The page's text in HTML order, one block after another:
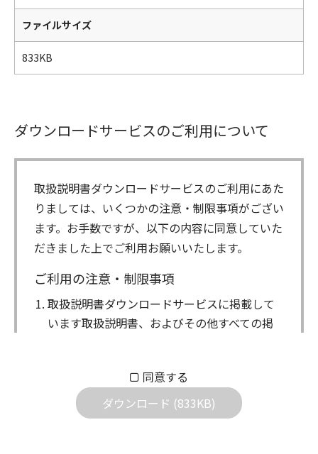
ファイルサイズ
833KB
ダウンロードサービスのご利用について
取扱説明書ダウンロードサービスのご利用にあた
りましては、いくつかの注意・制限事項がござい
ます。お手数ですが、以下の内容に同意していた
だきました上でご利用お願いいたします。
ご利用の注意・制限事項
取扱説明書ダウンロードサービスに掲載して
います取扱説明書、およびその他すべての掲
属します。ダウンロードした取扱説明書は、
個人が本来の目的でご使用されることは可能
ですが、権利者の許諾を得ることなく、以下
同意する
ダウンロード (833KB)